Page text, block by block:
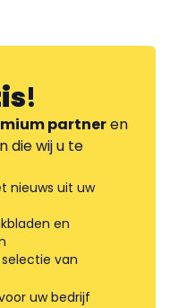
!
partneren
die wij u te
nieuws uit uw
en
van
uw bedrijf